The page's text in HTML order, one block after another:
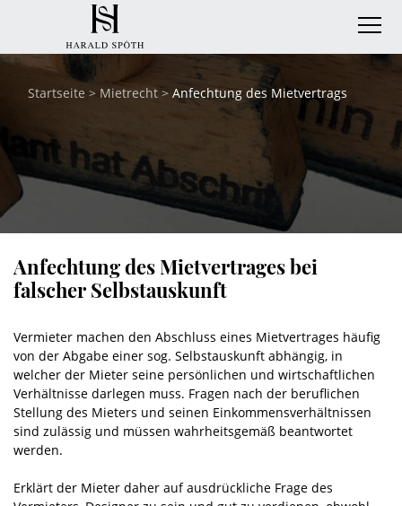
Startseite > Mietrecht> Anfechtung des Mietvertrags
Anfechtung des Mietvertrages bei
falscher Selbstauskunft
Vermieter machen den Abschluss eines Mietvertrages häufig
von der Abgabe einer sog. Selbstauskunft abhängig, in
welcher der Mieter seine persönlichen und wirtschaftlichen
Verhältnisse darlegen muss. Fragen nach der beruflichen
Stellung des Mieters und seinen Einkommensverhältnissen
sind zulässig und müssen wahrheitsgemäß beantwortet
werden.
Erklärt der Mieter daher auf ausdrückliche Frage des